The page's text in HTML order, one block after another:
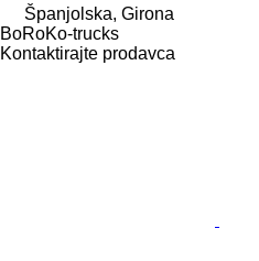
Španjolska, Girona
BoRoKo-trucks
Kontaktirajte prodavca